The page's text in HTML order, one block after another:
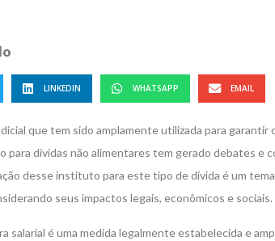
LINKEDIN WHATSAPP EMAIL
que tem sido amplamente utilizada para garantir
para dívidas não alimentares tem gerado debates e
desse instituto para este tipo de dívida é um
seus impactos legais, econômicos e sociais.
salarial é uma medida legalmente estabelecida e